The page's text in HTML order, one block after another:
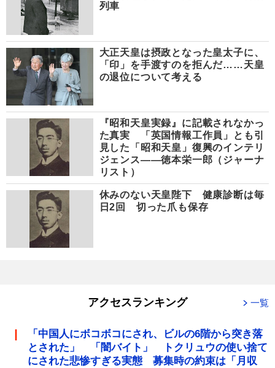
列車
大正天皇は摂政となった皇太子に、
「印」を手渡すのを拒んだ……天皇
の退位について考える
『昭和天皇実録』に記載されなかっ
た真実 「英国情報工作員」とも引
見した「昭和天皇」復興のインテリ
ジェンス――徳本栄一郎（ジャーナ
リスト）
休みのない天皇陛下 健康診断は毎
日2回 切った爪も保存
アクセスランキング 一覧
「中国人にボコボコにされ、ビルの6階から突き落
とされた」 「闇バイト」 トクリュウの使い捨て
にされた悲惨すぎる実態 募集時の約束は「月収